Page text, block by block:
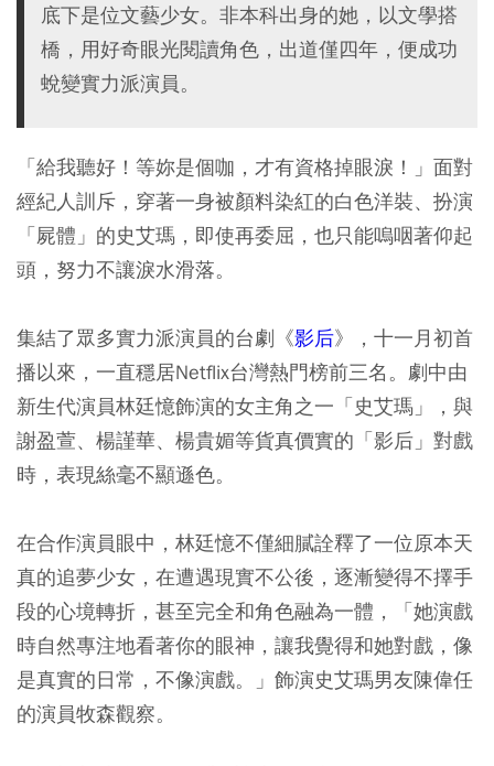
底下是位文藝少女。非本科出身的她，以文學搭
橋，用好奇眼光閱讀角色，出道僅四年，便成功
蛻變實力派演員。
「給我聽好！等妳是個咖，才有資格掉眼淚！」面對
經紀人訓斥，穿著一身被顏料染紅的白色洋裝、扮演
「屍體」的史艾瑪，即使再委屈，也只能嗚咽著仰起
頭，努力不讓淚水滑落。
集結了眾多實力派演員的台劇《影后》，十一月初首
播以來，一直穩居Netflix台灣熱門榜前三名。劇中由
新生代演員林廷憶飾演的女主角之一「史艾瑪」，與
謝盈萱、楊謹華、楊貴媚等貨真價實的「影后」對戲
時，表現絲毫不顯遜色。
在合作演員眼中，林廷憶不僅細膩詮釋了一位原本天
真的追夢少女，在遭遇現實不公後，逐漸變得不擇手
段的心境轉折，甚至完全和角色融為一體，「她演戲
時自然專注地看著你的眼神，讓我覺得和她對戲，像
是真實的日常，不像演戲。」飾演史艾瑪男友陳偉任
的演員牧森觀察。